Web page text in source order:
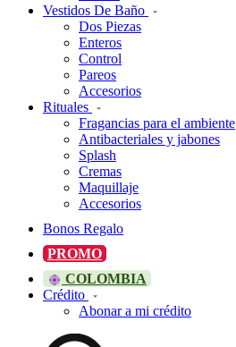
Vestidos De Baño
Dos Piezas
Enteros
Control
Pareos
Accesorios
Rituales
Fragancias para el ambiente
Antibacteriales y jabones
Splash
Cremas
Maquillaje
Accesorios
Bonos Regalo
PROMO
COLOMBIA
Crédito
Abonar a mi crédito